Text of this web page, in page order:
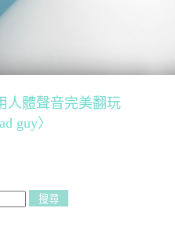
人體聲音完美翻玩
guy〉
搜尋